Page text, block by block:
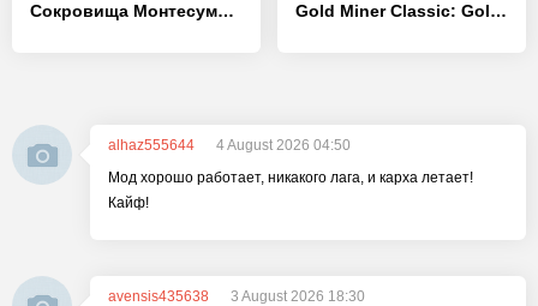
Сокровища Монтесумы 3 Gold Miner Classic: Gold Rush
alhaz555644
4 August 2026 04:50
Мод хорошо работает, никакого лага, и карха летает!
Кайф!
avensis435638
3 August 2026 18:30